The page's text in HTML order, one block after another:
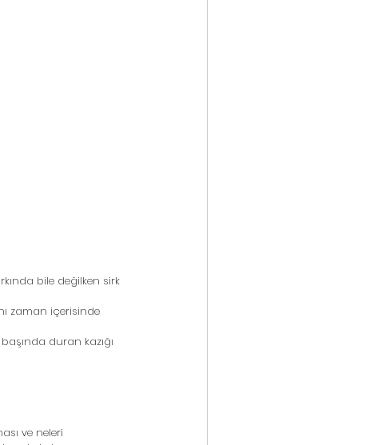
bile değilken sirk
zaman içerisinde
duran kazığı
ve neleri